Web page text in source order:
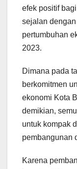
efek positif
sejalan
pertumbuhan
2023.
Dimana pada
berkomitmen
ekonomi Kota
demikian,
untuk kompak
pembangunan
Karena